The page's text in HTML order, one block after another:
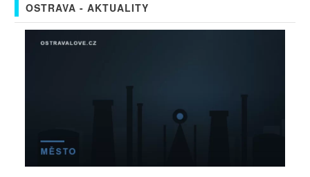
OSTRAVA - AKTUALITY